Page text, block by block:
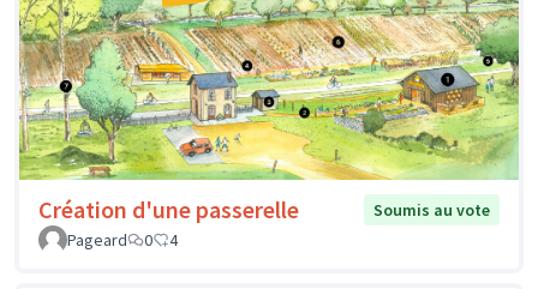
Création d'une passerelle
Soumis au vote
Pageard
0 4